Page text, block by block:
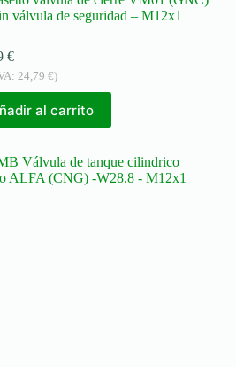
válvula de seguridad – M12x1
€
24,79 €)
al carrito